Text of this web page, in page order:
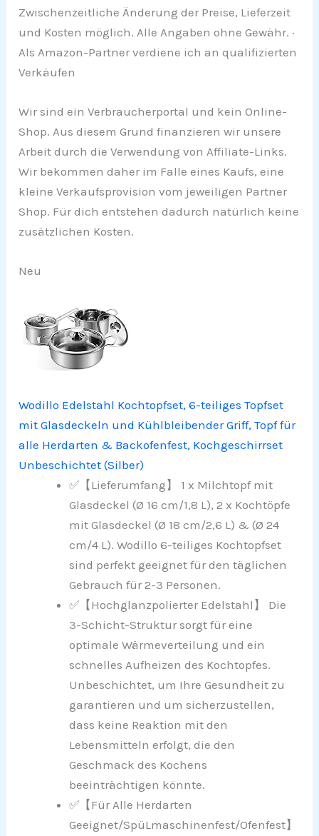
Zwischenzeitliche Änderung der Preise, Lieferzeit
und Kosten möglich. Alle Angaben ohne Gewähr. ·
Als Amazon-Partner verdiene ich an qualifizierten
Verkäufen
Wir sind ein Verbraucherportal und kein Online-
Shop. Aus diesem Grund finanzieren wir unsere
Arbeit durch die Verwendung von Affiliate-Links.
Wir bekommen daher im Falle eines Kaufs, eine
kleine Verkaufsprovision vom jeweiligen Partner
Shop. Für dich entstehen dadurch natürlich keine
zusätzlichen Kosten.
Neu
Wodillo Edelstahl Kochtopfset, 6-teiliges Topfset
mit Glasdeckeln und Kühlbleibender Griff, Topf für
alle Herdarten & Backofenfest, Kochgeschirrset
Unbeschichtet (Silber)
✅【Lieferumfang】 1 x Milchtopf mit
Glasdeckel (Ø 16 cm/1,8 L), 2 x Kochtöpfe
mit Glasdeckel (Ø 18 cm/2,6 L) & (Ø 24
cm/4 L). Wodillo 6-teiliges Kochtopfset
sind perfekt geeignet für den täglichen
Gebrauch für 2-3 Personen.
✅【Hochglanzpolierter Edelstahl】 Die
3-Schicht-Struktur sorgt für eine
optimale Wärmeverteilung und ein
schnelles Aufheizen des Kochtopfes.
Unbeschichtet, um Ihre Gesundheit zu
garantieren und um sicherzustellen,
dass keine Reaktion mit den
Lebensmitteln erfolgt, die den
Geschmack des Kochens
beeinträchtigen könnte.
✅【Für Alle Herdarten
Geeignet/SpüLmaschinenfest/Ofenfest】